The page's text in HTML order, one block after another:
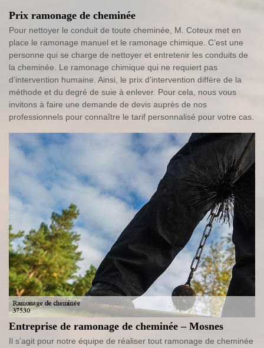
Prix ramonage de cheminée
Pour nettoyer le conduit de toute cheminée, M. Coteux met en
place le ramonage manuel et le ramonage chimique. C’est une
personne qui se charge de nettoyer et entretenir les conduits de
la cheminée. Le ramonage chimique qui ne requiert pas
d’intervention humaine. Ainsi, le prix d’intervention diffère de la
méthode et du degré de suie à enlever. Pour cela, nous vous
invitons à faire une demande de devis auprès de nos
professionnels pour connaître le tarif personnalisé pour votre cas.
Entreprise de ramonage de cheminée – Mosnes
Il s’agit pour notre équipe de réaliser tout ramonage de cheminée